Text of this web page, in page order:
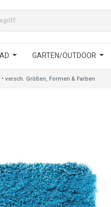
GARTEN/OUTDOOR
versch. Größen, Formen & Farben